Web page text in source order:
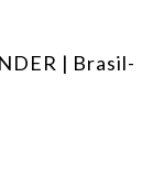
| Brasil-